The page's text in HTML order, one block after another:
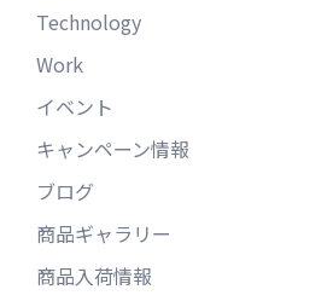
Technology
Work
イベント
キャンペーン情報
ブログ
商品ギャラリー
商品入荷情報